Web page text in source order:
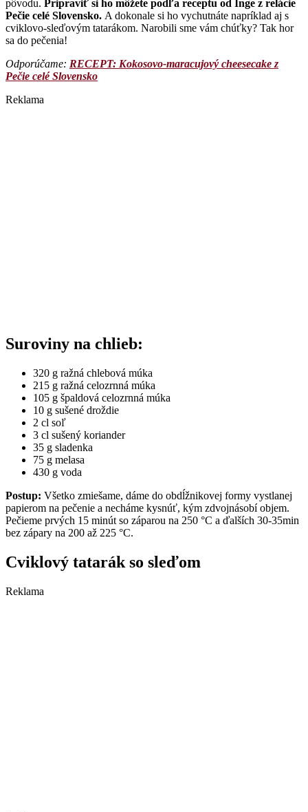
pôvodu. Pripraviť si ho môžete podľa receptu od Inge z relácie
Pečie celé Slovensko. A dokonale si ho vychutnáte napríklad aj s
cviklovo-sleďovým tatarákom. Narobili sme vám chúťky? Tak hor
sa do pečenia!
Odporúčame: RECEPT: Kokosovo-maracujový cheesecake z
Pečie celé Slovensko
Reklama
Suroviny na chlieb:
320 g ražná chlebová múka
215 g ražná celozrnná múka
105 g špaldová celozrnná múka
10 g sušené droždie
2 cl soľ
3 cl sušený koriander
35 g sladenka
75 g melasa
430 g voda
Postup: Všetko zmiešame, dáme do obdĺžnikovej formy vystlanej
papierom na pečenie a necháme kysnúť, kým zdvojnásobí objem.
Pečieme prvých 15 minút so záparou na 250 °C a ďalších 30-35min
bez zápary na 200 až 225 °C.
Cviklový tatarák so sleďom
Reklama